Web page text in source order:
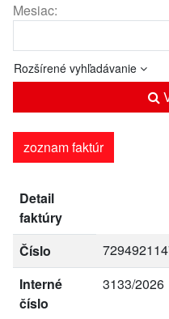
Mesiac:
Rozšírené vyhľadávanie
zoznam faktúr
Detail
faktúry
Číslo
Interné
číslo
3133/2026